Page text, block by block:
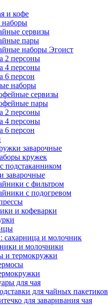
и кофе
сервизы
пары
наборы Эгоист
2 персоны
4 персоны
6 персон
наборы
сервизы
пары
2 персоны
4 персоны
6 персон
заварочные
кружек
подстаканником
заварочные
с фильтром
с подогревом
и кофеварки
сахарница и молочник
и молочники
и термокружки
для чая
для чайных пакетиков
для заваривания чая